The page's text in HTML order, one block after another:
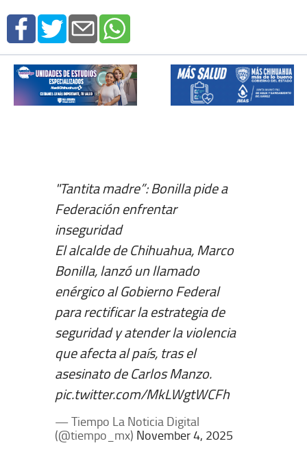
"Tantita madre”: Bonilla pide a
Federación enfrentar
inseguridad
El alcalde de Chihuahua, Marco
Bonilla, lanzó un llamado
enérgico al Gobierno Federal
para rectificar la estrategia de
seguridad y atender la violencia
que afecta al país, tras el
asesinato de Carlos Manzo.
pic.twitter.com/MkLWgtWCFh
— Tiempo La Noticia Digital
(@tiempo_mx) November 4, 2025